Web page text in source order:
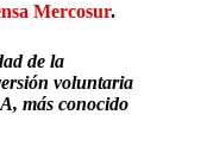
Mercosur.
de la
voluntaria
más conocido